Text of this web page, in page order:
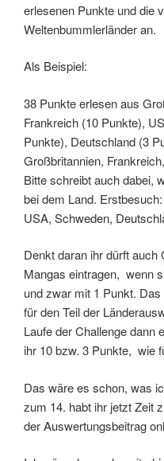
erlesenen Punkte und die
Weltenbummlerländer an.
Als Beispiel:
38 Punkte erlesen aus
Frankreich (10 Punkte),
Punkte), Deutschland (3
Großbritannien,
Bitte schreibt auch dabei,
bei dem Land.
USA, Schweden,
Denkt daran ihr dürft
Mangas eintragen, wenn
und zwar mit 1 Punkt.
für den Teil der
Laufe der Challenge dann
ihr 10 bzw. 3 Punkte, wie
Das wäre es schon, was
zum 14. habt ihr jetzt Zeit
der Auswertungsbeitrag